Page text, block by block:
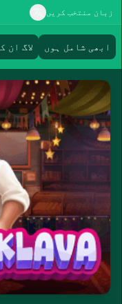
زبان منتخب کریں
لاگ ان ابھی شامل ہوں